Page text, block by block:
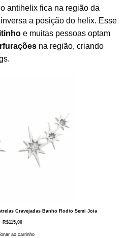
antihelix fica na região da
a posição do helix. Esse
e muitas pessoas optam
na região, criando
.
Cravejadas Banho Rodio Semi Joia
R$115,00
ao carrinho